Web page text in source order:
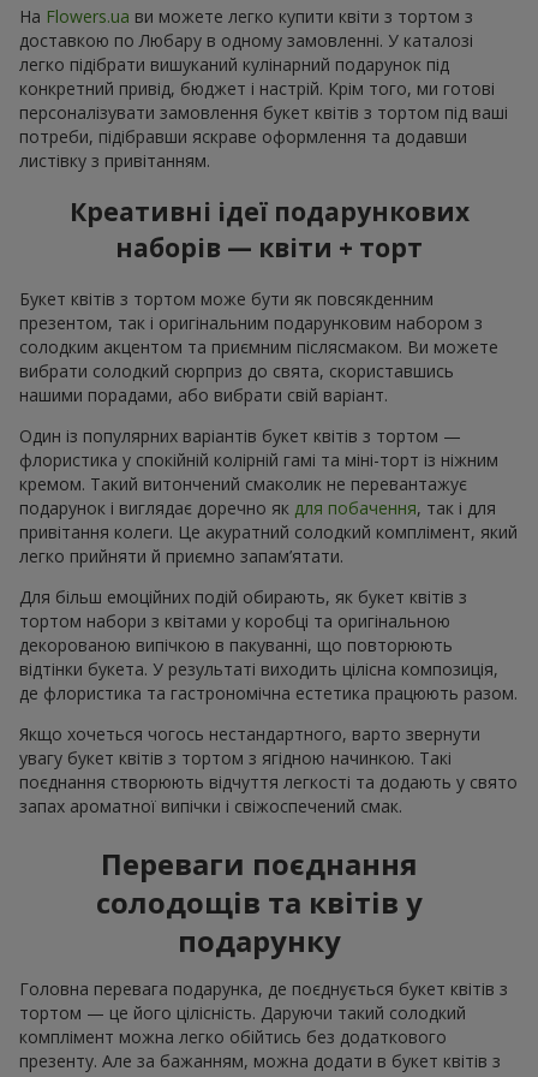
На Flowers.ua ви можете легко купити квіти з тортом з
доставкою по Любару в одному замовленні. У каталозі
легко підібрати вишуканий кулінарний подарунок під
конкретний привід, бюджет і настрій. Крім того, ми готові
персоналізувати замовлення букет квітів з тортом під ваші
потреби, підібравши яскраве оформлення та додавши
листівку з привітанням.
Креативні ідеї подарункових
наборів — квіти + торт
Букет квітів з тортом може бути як повсякденним
презентом, так і оригінальним подарунковим набором з
солодким акцентом та приємним післясмаком. Ви можете
вибрати солодкий сюрприз до свята, скориставшись
нашими порадами, або вибрати свій варіант.
Один із популярних варіантів букет квітів з тортом —
флористика у спокійній колірній гамі та міні-торт із ніжним
кремом. Такий витончений смаколик не перевантажує
подарунок і виглядає доречно як для побачення, так і для
привітання колеги. Це акуратний солодкий комплімент, який
легко прийняти й приємно запам’ятати.
Для більш емоційних подій обирають, як букет квітів з
тортом набори з квітами у коробці та оригінальною
декорованою випічкою в пакуванні, що повторюють
відтінки букета. У результаті виходить цілісна композиція,
де флористика та гастрономічна естетика працюють разом.
Якщо хочеться чогось нестандартного, варто звернути
увагу букет квітів з тортом з ягідною начинкою. Такі
поєднання створюють відчуття легкості та додають у свято
запах ароматної випічки і свіжоспечений смак.
Переваги поєднання
солодощів та квітів у
подарунку
Головна перевага подарунка, де поєднується букет квітів з
тортом — це його цілісність. Даруючи такий солодкий
комплімент можна легко обійтись без додаткового
презенту. Але за бажанням, можна додати в букет квітів з